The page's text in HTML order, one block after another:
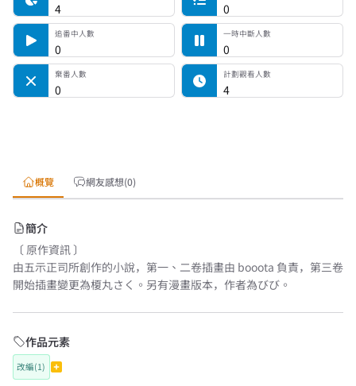
4 0
追番中人數
0
一時中斷人數
0
棄番人數
0
計劃觀看人數
4
概覽 網友感想(0)
簡介
〔 原作資訊 〕
由五示正司所創作的小說，第一、二卷插畫由 booota 負責，第三卷
開始插畫變更為榎丸さく。另有漫畫版本，作者為びび。
作品元素
改編(1)